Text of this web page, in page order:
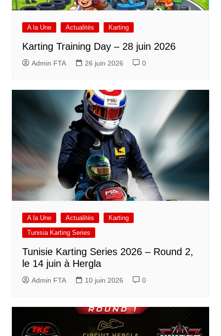
A la Une Actualités Karting
Karting Training Day – 28 juin 2026
Admin FTA 26 juin 2026 0
A la Une Actualités
Karting
Tunisia Karting Series
Tunisie Karting Series 2026 – Round 2,
le 14 juin à Hergla
Admin FTA 10 juin 2026 0